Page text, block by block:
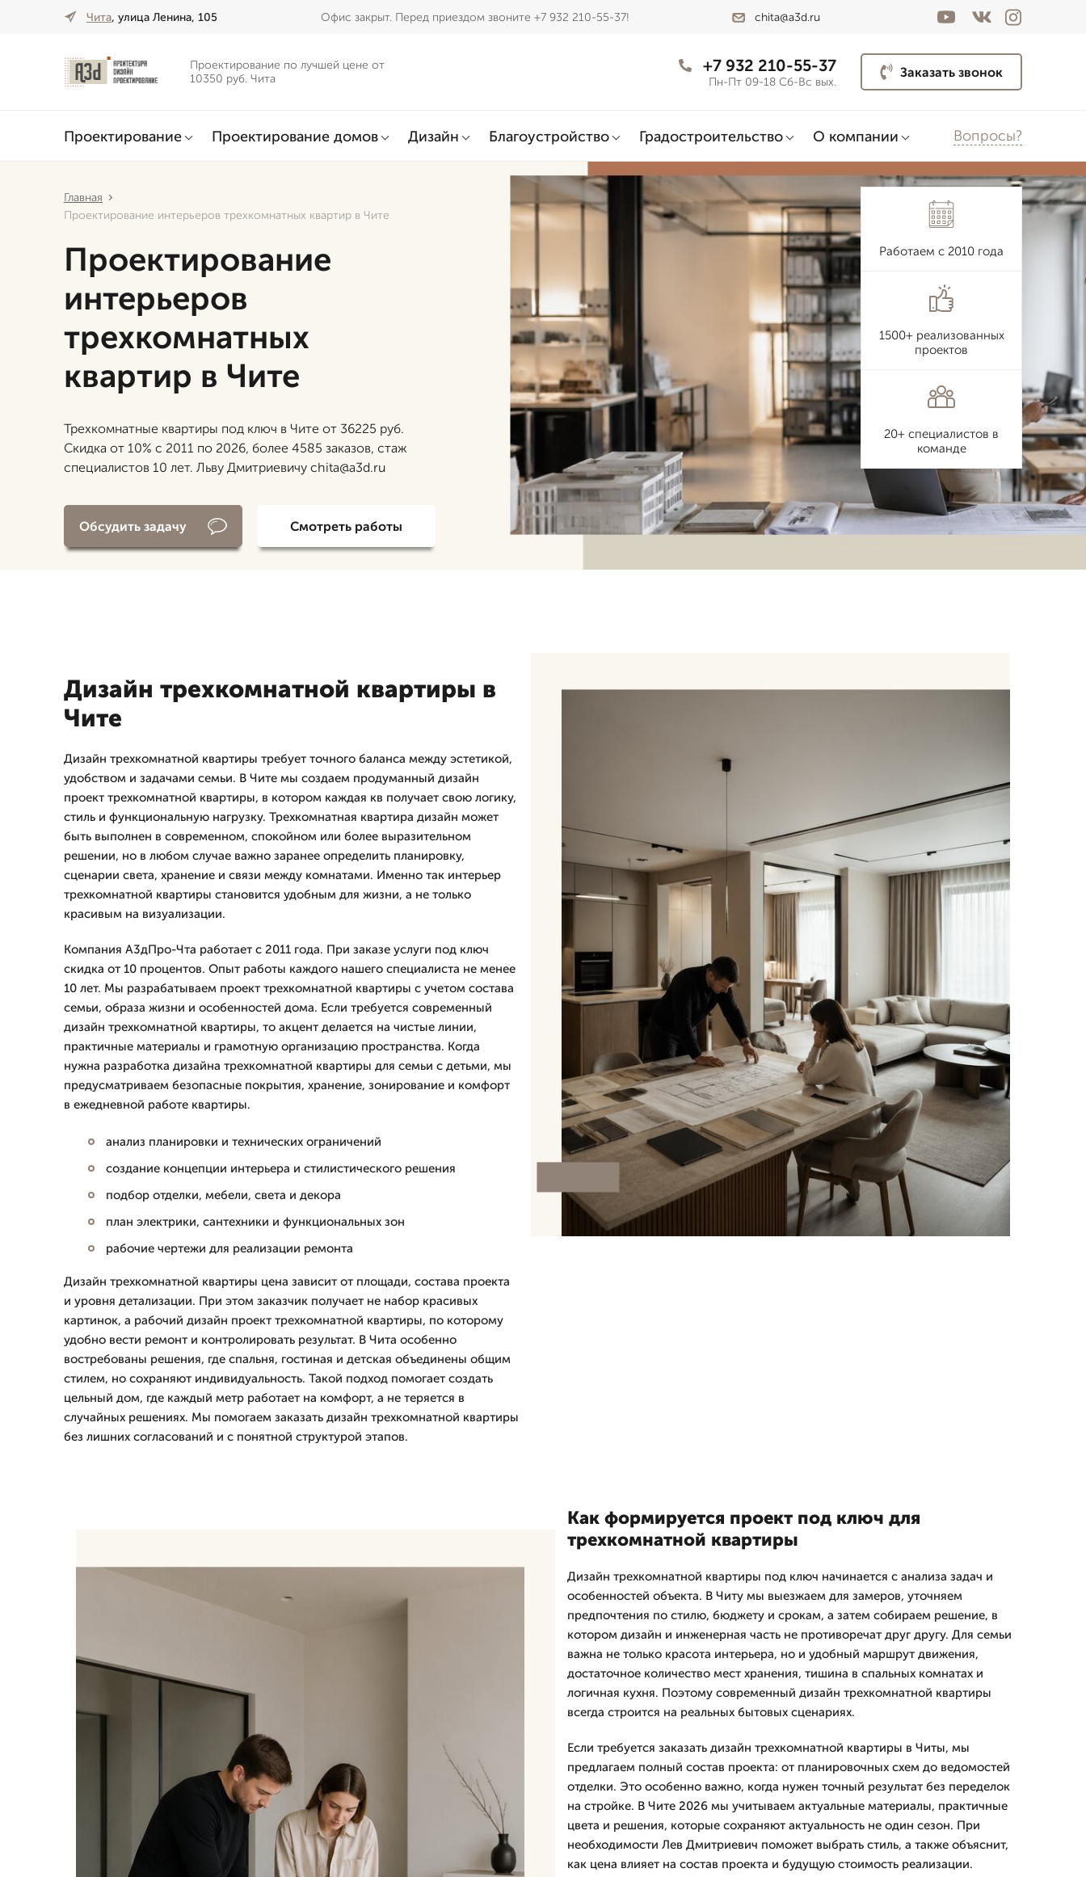
Чита, улица Ленина, 105 Офис закрыт. Перед приездом звоните +7 932 210-55-37! chita@a3d.ru
Проектирование по лучшей цене от
10350 руб. Чита
+7 932 210-55-37
Пн-Пт 09-18 Сб-Вс вых.
Заказать звонок
Проектирование Проектирование домов Дизайн Благоустройство Градостроительство О компании Вопросы?
Главная
Проектирование интерьеров трехкомнатных квартир в Чите
Проектирование
интерьеров
трехкомнатных
квартир в Чите
Трехкомнатные квартиры под ключ в Чите от 36225 руб.
Скидка от 10% с 2011 по 2026, более 4585 заказов, стаж
специалистов 10 лет. Льву Дмитриевичу chita@a3d.ru
Обсудить задачу Смотреть работы
Работаем с 2010 года
1500+ реализованных
проектов
20+ специалистов в
команде
Дизайн трехкомнатной квартиры в
Чите
Дизайн трехкомнатной квартиры требует точного баланса между эстетикой,
удобством и задачами семьи. В Чите мы создаем продуманный дизайн
проект трехкомнатной квартиры, в котором каждая кв получает свою логику,
стиль и функциональную нагрузку. Трехкомнатная квартира дизайн может
быть выполнен в современном, спокойном или более выразительном
решении, но в любом случае важно заранее определить планировку,
сценарии света, хранение и связи между комнатами. Именно так интерьер
трехкомнатной квартиры становится удобным для жизни, а не только
красивым на визуализации.
Компания А3дПро-Чта работает с 2011 года. При заказе услуги под ключ
скидка от 10 процентов. Опыт работы каждого нашего специалиста не менее
10 лет. Мы разрабатываем проект трехкомнатной квартиры с учетом состава
семьи, образа жизни и особенностей дома. Если требуется современный
дизайн трехкомнатной квартиры, то акцент делается на чистые линии,
практичные материалы и грамотную организацию пространства. Когда
нужна разработка дизайна трехкомнатной квартиры для семьи с детьми, мы
предусматриваем безопасные покрытия, хранение, зонирование и комфорт
в ежедневной работе квартиры.
анализ планировки и технических ограничений
создание концепции интерьера и стилистического решения
подбор отделки, мебели, света и декора
план электрики, сантехники и функциональных зон
рабочие чертежи для реализации ремонта
Дизайн трехкомнатной квартиры цена зависит от площади, состава проекта
и уровня детализации. При этом заказчик получает не набор красивых
картинок, а рабочий дизайн проект трехкомнатной квартиры, по которому
удобно вести ремонт и контролировать результат. В Чита особенно
востребованы решения, где спальня, гостиная и детская объединены общим
стилем, но сохраняют индивидуальность. Такой подход помогает создать
цельный дом, где каждый метр работает на комфорт, а не теряется в
случайных решениях. Мы помогаем заказать дизайн трехкомнатной квартиры
без лишних согласований и с понятной структурой этапов.
Как формируется проект под ключ для
трехкомнатной квартиры
Дизайн трехкомнатной квартиры под ключ начинается с анализа задач и
особенностей объекта. В Читу мы выезжаем для замеров, уточняем
предпочтения по стилю, бюджету и срокам, а затем собираем решение, в
котором дизайн и инженерная часть не противоречат друг другу. Для семьи
важна не только красота интерьера, но и удобный маршрут движения,
достаточное количество мест хранения, тишина в спальных комнатах и
логичная кухня. Поэтому современный дизайн трехкомнатной квартиры
всегда строится на реальных бытовых сценариях.
Если требуется заказать дизайн трехкомнатной квартиры в Читы, мы
предлагаем полный состав проекта: от планировочных схем до ведомостей
отделки. Это особенно важно, когда нужен точный результат без переделок
на стройке. В Чите 2026 мы учитываем актуальные материалы, практичные
цвета и решения, которые сохраняют актуальность не один сезон. При
необходимости Лев Дмитpиевич поможет выбрать стиль, а также объяснит,
как цена влияет на состав проекта и будущую стоимость реализации.